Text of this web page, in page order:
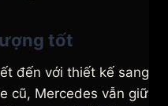
tốt
đến với thiết kế sang
cũ, Mercedes vẫn giữ